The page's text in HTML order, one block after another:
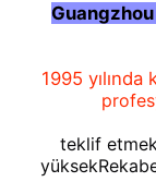
Bizim
Guangzhou
1995
teklif etmek
yüksek